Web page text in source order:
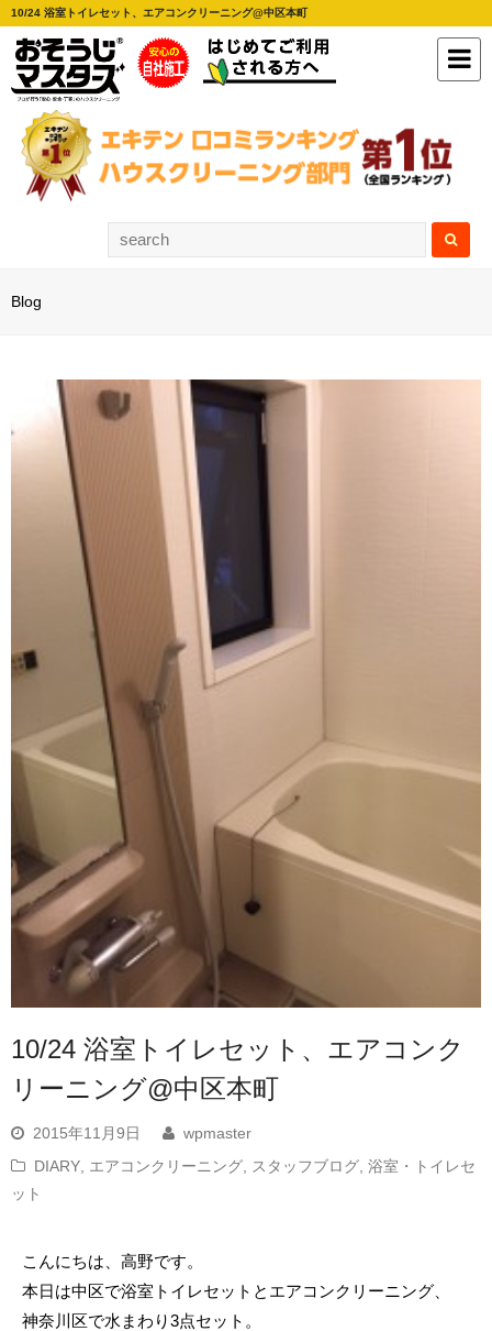
10/24 浴室トイレセット、エアコンクリーニング@中区本町
Blog
10/24 浴室トイレセット、エアコンク
リーニング@中区本町
2015年11月9日
wpmaster
DIARY エアコンクリーニング スタッフブログ 浴室・トイレセ
ット
こんにちは、高野です。
本日は中区で浴室トイレセットとエアコンクリーニング、
神奈川区で水まわり3点セット。